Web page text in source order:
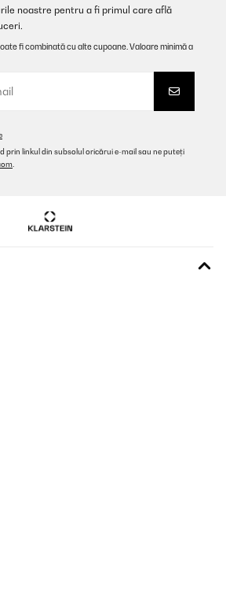
noastre pentru a fi primul care află
fi combinată cu alte cupoane. Valoare minimă a
prin linkul din subsolul oricărui e-mail sau ne puteți